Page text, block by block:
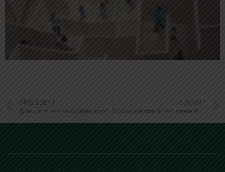
PRÉCÉDENT
Quels sont les investissements préférés des expatriés ?
SUIVANT